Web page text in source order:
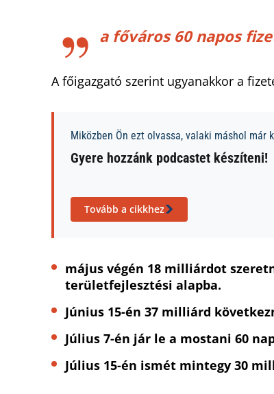
a főváros 60 napos
A főigazgató szerint ugyanakkor a
Miközben Ön ezt olvassa, valaki máshol már
Gyere hozzánk podcastet készíteni!
Tovább a cikkhez
május végén 18 milliárdot
területfejlesztési alapba.
Június 15-én 37 milliárd
Július 7-én jár le a mostani 60
Július 15-én ismét mintegy 30